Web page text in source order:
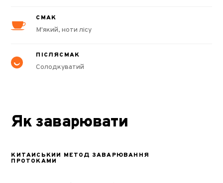
СМАК
М'який, ноти лісу
ПІСЛЯСМАК
Солодкуватий
Як заварювати
КИТАЙСЬКИЙ МЕТОД ЗАВАРЮВАННЯ
ПРОТОКАМИ